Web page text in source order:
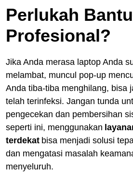
Perlukah
Profesional?
Jika Anda merasa laptop Anda
melambat, muncul pop-up
Anda tiba-tiba menghilang, bisa
telah terinfeksi. Jangan tunda
pengecekan dan pembersihan
seperti ini, menggunakan
terdekat bisa menjadi solusi
dan mengatasi masalah
menyeluruh.